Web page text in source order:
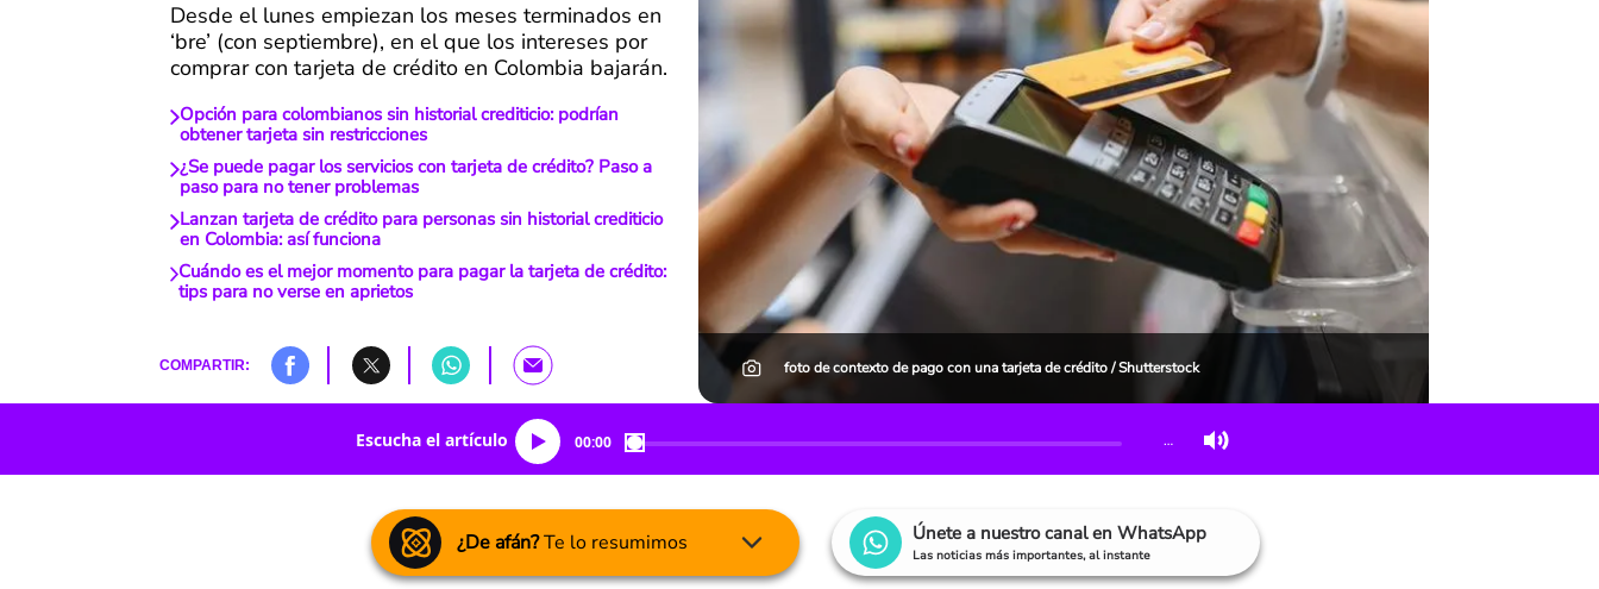
Desde el lunes empiezan los meses terminados en
‘bre’ (con septiembre), en el que los intereses por
comprar con tarjeta de crédito en Colombia bajarán.
Opción para colombianos sin historial crediticio: podrían
obtener tarjeta sin restricciones
¿Se puede pagar los servicios con tarjeta de crédito? Paso a
paso para no tener problemas
Lanzan tarjeta de crédito para personas sin historial crediticio
en Colombia: así funciona
Cuándo es el mejor momento para pagar la tarjeta de crédito:
tips para no verse en aprietos
COMPARTIR: foto de contexto de pago con una tarjeta de crédito / Shutterstock
Escucha el artículo 00:00 …
¿De afán?Te lo resumimos Únete a nuestro canal en WhatsApp
Las noticias más importantes, al instante